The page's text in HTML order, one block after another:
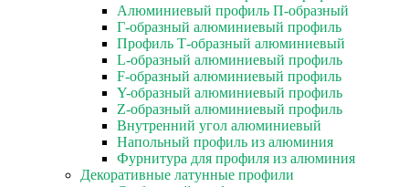
Алюминиевый профиль П-образный
Г-образный алюминиевый профиль
Профиль Т-образный алюминиевый
L-образный алюминиевый профиль
F-образный алюминиевый профиль
Y-образный алюминиевый профиль
Z-образный алюминиевый профиль
Внутренний угол алюминиевый
Напольный профиль из алюминия
Фурнитура для профиля из алюминия
Декоративные латунные профили